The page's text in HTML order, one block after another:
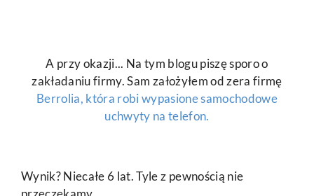
A przy okazji... Na tym blogu piszę sporo o
zakładaniu firmy. Sam założyłem od zera firmę
Berrolia, która robi wypasione samochodowe
uchwyty na telefon.
Wynik? Niecałe 6 lat. Tyle z pewnością nie